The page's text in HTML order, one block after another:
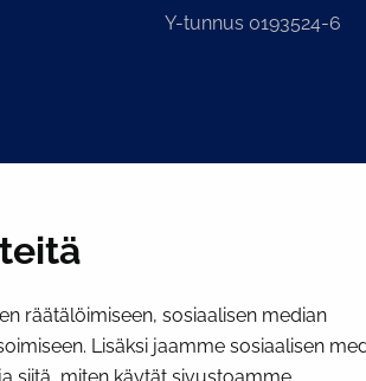
räätälöimiseen, sosiaalisen median
Lisäksi jaamme sosiaalisen
Y-tunnus 0193524-6